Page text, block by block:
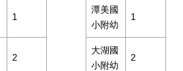
1
潭美國
小附幼
1
2
大湖國
小附幼
2